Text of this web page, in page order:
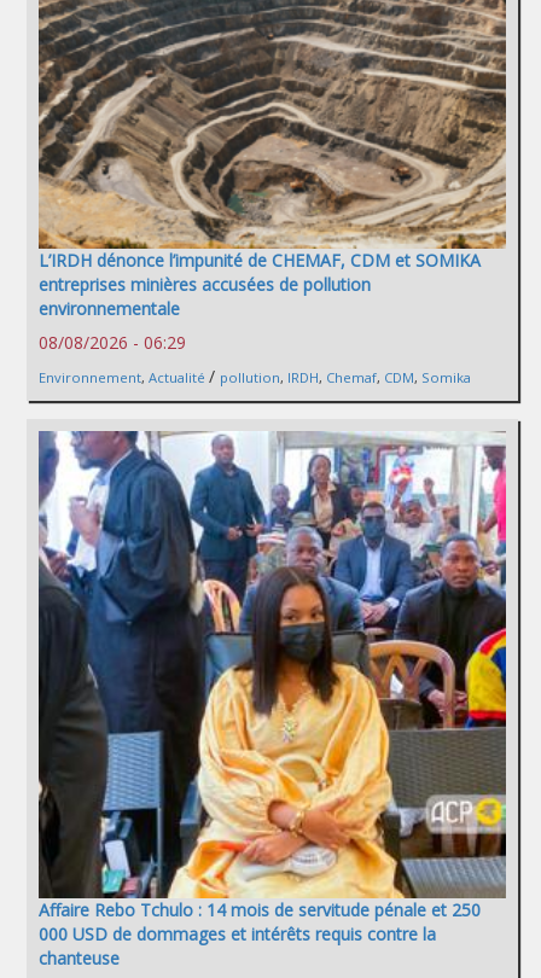
L’IRDH dénonce l’impunité de CHEMAF, CDM et SOMIKA
entreprises minières accusées de pollution
environnementale
08/08/2026 - 06:29
Environnement, Actualité / pollution, IRDH, Chemaf, CDM, Somika
Affaire Rebo Tchulo : 14 mois de servitude pénale et 250
000 USD de dommages et intérêts requis contre la
chanteuse